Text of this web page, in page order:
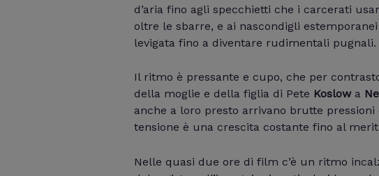
d’aria fino agli specchietti che i carcerati
oltre le sbarre, e ai nascondigli
levigata fino a diventare rudimentali pugnali.
Il ritmo è pressante e cupo, che per
della moglie e della figlia di Pete Koslowa
anche a loro presto arrivano brutte
tensione è una crescita costante fino al
Nelle quasi due ore di film c’è un ritmo